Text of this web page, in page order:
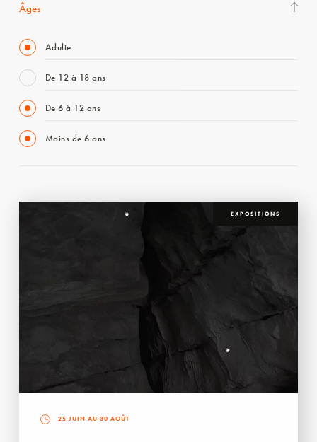
Âges
Adulte
De 12 à 18 ans
De 6 à 12 ans
Moins de 6 ans
EXPOSITIONS
25 JUIN AU 30 AOÛT